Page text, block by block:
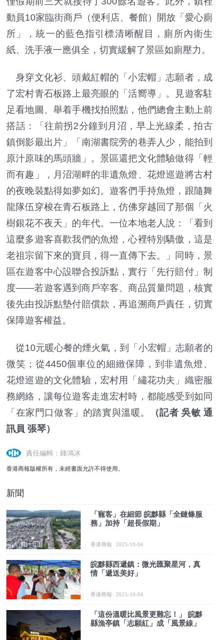
動員10家臨街商戶（便利店、餐館）開放「愛心廁
所」，統一的藍色指引標清晰醒目，廁所內衛生
紙、洗手液一應俱全，切實緩解了景區如廁壓力。
身穿文化衫、頭戴紅帽的「小宏帽」志願者，成
了宏村青石板路上最亮眼的「活嚮導」。見遊客駐
足看地圖、舉着手機找拍照點，他們總會主動上前
搭話：「往前拐2分鐘到月沼，早上光線柔，拍古
鎮倒影最出片」「南湖書院旁的巷弄人少，能拍到
原汁原味的馬頭牆」。景區還把文化體驗做得「輕
而有趣」，月沼湖畔的非遺魚燈、花燈巡遊將古村
的夜晚裝點得如夢如幻。遊客們手持魚燈，跟隨舞
龍隊伍穿梭在青石板路上，仿佛穿越回了那個「火
樹銀花不夜天」的年代。一位本地老人說：「看到
這麼多遊客喜歡我們的魚燈，心裡特別驕傲，這是
老祖宗留下來的寶貝，得一直傳下去。」同時，景
區在遊客中心設聯合投訴點，實行「先行賠付」制
度——若遊客遇到商戶宰客、商品質量問題，核實
後先由投訴點墊付賠償款，再追溯商戶責任，切實
保障遊客權益。
從10元暖心餐的煙火氣，到「小宏帽」志願者的
微笑；從4450個車位的細緻保障，到非遺魚燈、
花燈巡遊的文化體驗，宏村用「繡花功夫」織密服
務網絡，讓每位遊客走進宏村時，都能感受到如同
「在家門口做客」的踏實與溫暖。
（記者 吳敏 通
訊員 張琴）
責任編輯：鍾鴻冰
香港商報版權所有，未經書面允許不得使用。
新聞
「寵客」在細節 皖黟縣「全鏈條服
務」加持「超長假期」
香港商報 2025-10-04
皖黟縣西遞鎮：微光匯聚星河，真
情「遞送美好」
香港商報 2025-10-04
「這份溫暖比風景更難忘！」 皖黟
縣漁亭鎮「志願紅」成「風景線」